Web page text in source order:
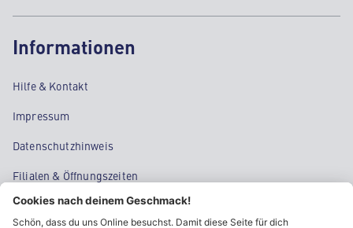
Informationen
Hilfe & Kontakt
Impressum
Datenschutzhinweis
Filialen & Öffnungszeiten
Kontakt